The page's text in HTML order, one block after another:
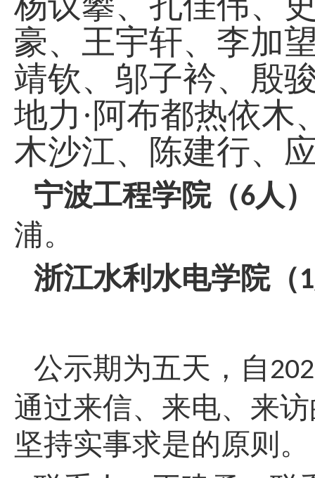
豪、王宇轩、李加
靖钦、邬子衿、殷
地力 ·阿布都热依木
木沙江、陈建行、
宁波工程学院（6人）
浦。
浙江水利水电学院（1
公示期为五天，自 202
通过来信、来电、来
坚持实事求是的原则。